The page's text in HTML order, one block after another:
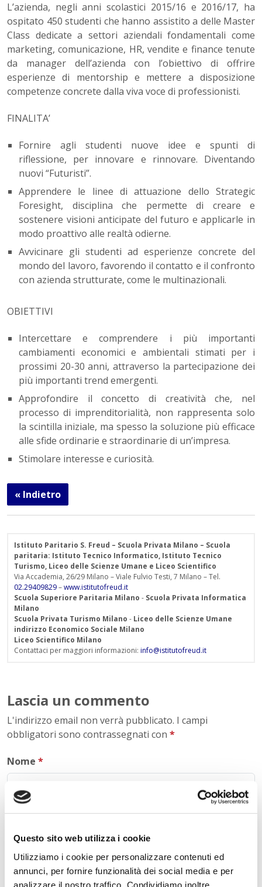
Questo sito web utilizza i cookie
Utilizziamo i cookie per personalizzare contenuti ed
annunci, per fornire funzionalità dei social media e per
analizzare il nostro traffico. Condividiamo inoltre
L’azienda, negli anni scolastici 2015/16 e 2016/17, ha
ospitato 450 studenti che hanno assistito a delle Master
Class dedicate a settori aziendali fondamentali come
marketing, comunicazione, HR, vendite e finance tenute
da manager dell’azienda con l’obiettivo di offrire
esperienze di mentorship e mettere a disposizione
competenze concrete dalla viva voce di professionisti.
FINALITA’
Fornire agli studenti nuove idee e spunti di
riflessione, per innovare e rinnovare. Diventando
nuovi “Futuristi”.
Apprendere le linee di attuazione dello Strategic
Foresight, disciplina che permette di creare e
sostenere visioni anticipate del futuro e applicarle in
modo proattivo alle realtà odierne.
Avvicinare gli studenti ad esperienze concrete del
mondo del lavoro, favorendo il contatto e il confronto
con azienda strutturate, come le multinazionali.
OBIETTIVI
Intercettare e comprendere i più importanti
cambiamenti economici e ambientali stimati per i
prossimi 20-30 anni, attraverso la partecipazione dei
più importanti trend emergenti.
Approfondire il concetto di creatività che, nel
processo di imprenditorialità, non rappresenta solo
la scintilla iniziale, ma spesso la soluzione più efficace
alle sfide ordinarie e straordinarie di un’impresa.
Stimolare interesse e curiosità.
« Indietro
Istituto Paritario S. Freud – Scuola Privata Milano – Scuola
paritaria: Istituto Tecnico Informatico, Istituto Tecnico
Turismo, Liceo delle Scienze Umane e Liceo Scientifico
Via Accademia, 26/29 Milano – Viale Fulvio Testi, 7 Milano – Tel.
02.29409829–www.istitutofreud.it
Scuola Superiore Paritaria Milano - Scuola Privata Informatica
Milano
Scuola Privata Turismo Milano - Liceo delle Scienze Umane
indirizzo Economico Sociale Milano
Liceo Scientifico Milano
Contattaci per maggiori informazioni: info@istitutofreud.it
Lascia un commento
L'indirizzo email non verrà pubblicato. I campi
obbligatori sono contrassegnati con *
Nome *
Commento *